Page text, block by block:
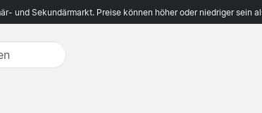
und Sekundärmarkt. Preise können höher oder niedriger sein